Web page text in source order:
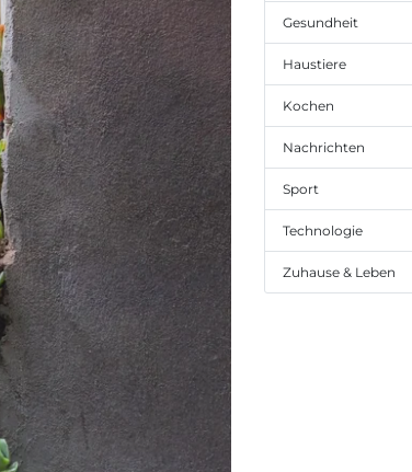
Gesundheit
Haustiere
Kochen
Nachrichten
Sport
Technologie
Zuhause & Leben